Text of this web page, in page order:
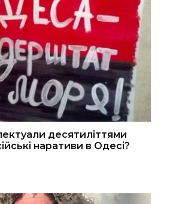
десятиліттями
наративи в Одесі?